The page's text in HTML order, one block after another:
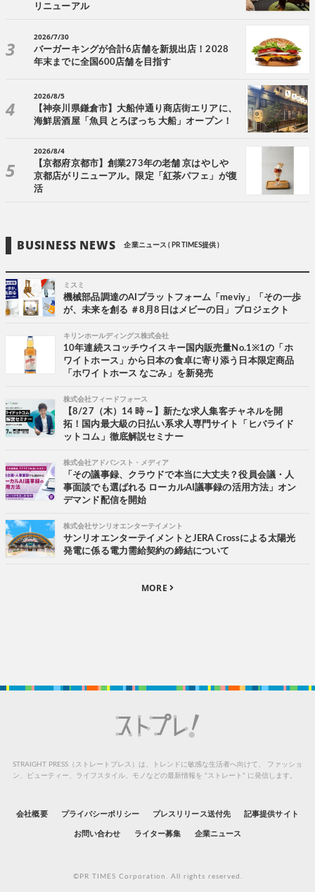
リニューアル
2026/7/30
バーガーキングが合計6店舗を新規出店！2028
年末までに全国600店舗を目指す
2026/8/5
【神奈川県鎌倉市】大船仲通り商店街エリアに、
海鮮居酒屋「魚貝 とろぼっち 大船」オープン！
2026/8/4
【京都府京都市】創業273年の老舗 京はやしや
京都店がリニューアル。限定「紅茶パフェ」が復
活
BUSINESS NEWS 企業ニュース ( PR TIMES提供 )
ミスミ
機械部品調達のAIプラットフォーム「meviy」「その一歩
が、未来を創る ＃8月8日はメビーの日」プロジェクト
キリンホールディングス株式会社
10年連続スコッチウイスキー国内販売量No.1※1の「ホ
ワイトホース」から日本の食卓に寄り添う日本限定商品
「ホワイトホース なごみ」を新発売
株式会社フィードフォース
【8/27（木）14 時～】新たな求人集客チャネルを開
拓！国内最大級の日払い系求人専門サイト「ヒバライド
ットコム」徹底解説セミナー
株式会社アドバンスト・メディア
「その議事録、クラウドで本当に大丈夫？役員会議・人
事面談でも選ばれる ローカルAI議事録の活用方法」オン
デマンド配信を開始
株式会社サンリオエンターテイメント
サンリオエンターテイメントとJERA Crossによる太陽光
発電に係る電力需給契約の締結について
MORE
STRAIGHT PRESS（ストレートプレス）は、トレンドに敏感な生活者へ向けて、
ファッショ
ン、ビューティー、ライフスタイル、モノなどの最新情報を “ストレート” に発信します。
会社概要 プライバシーポリシー プレスリリース送付先 記事提供サイト
お問い合わせ ライター募集 企業ニュース
©PR TIMES Corporation. All rights reserved.